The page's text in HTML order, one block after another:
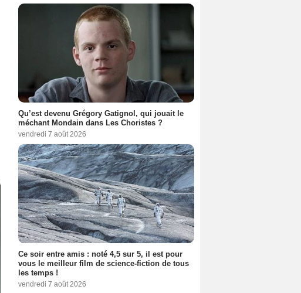
Qu’est devenu Grégory Gatignol, qui jouait le
méchant Mondain dans Les Choristes ?
vendredi 7 août 2026
Ce soir entre amis : noté 4,5 sur 5, il est pour
vous le meilleur film de science-fiction de tous
les temps !
vendredi 7 août 2026